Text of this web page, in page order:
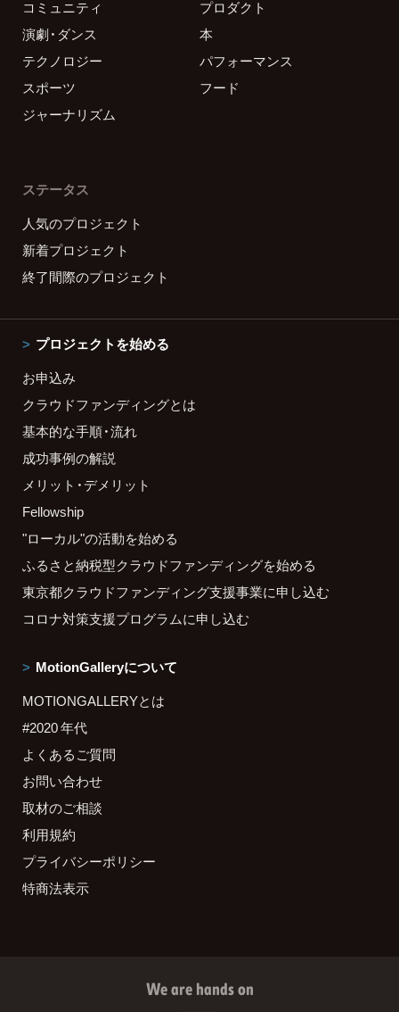
コミュニティ
プロダクト
演劇・ダンス
本
テクノロジー
パフォーマンス
スポーツ
フード
ジャーナリズム
ステータス
人気のプロジェクト
新着プロジェクト
終了間際のプロジェクト
プロジェクトを始める
お申込み
クラウドファンディングとは
基本的な手順・流れ
成功事例の解説
メリット・デメリット
Fellowship
"ローカル"の活動を始める
ふるさと納税型クラウドファンディングを始める
東京都クラウドファンディング支援事業に申し込む
コロナ対策支援プログラムに申し込む
MotionGalleryについて
MOTIONGALLERYとは
#2020 年代
よくあるご質問
お問い合わせ
取材のご相談
利用規約
プライバシーポリシー
特商法表示
We are hands on